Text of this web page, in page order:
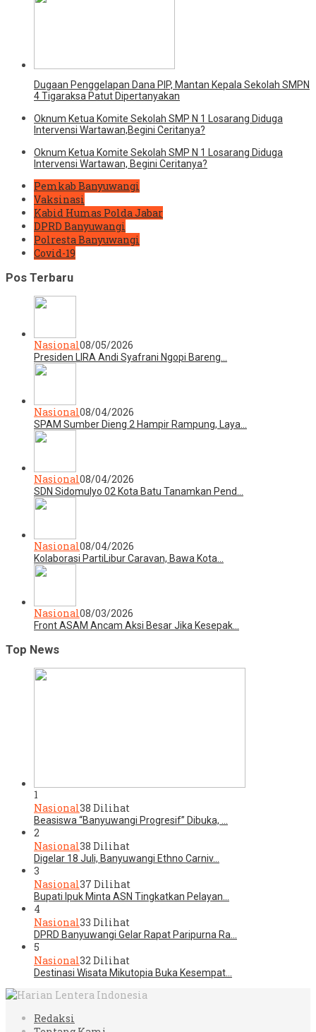
Dugaan Penggelapan Dana PIP, Mantan Kepala Sekolah SMPN
4 Tigaraksa Patut Dipertanyakan
Oknum Ketua Komite Sekolah SMP N 1 Losarang Diduga
Intervensi Wartawan,Begini Ceritanya?
Oknum Ketua Komite Sekolah SMP N 1 Losarang Diduga
Intervensi Wartawan, Begini Ceritanya?
Pemkab Banyuwangi
Vaksinasi
Kabid Humas Polda Jabar
DPRD Banyuwangi
Polresta Banyuwangi
Covid-19
Pos Terbaru
Nasional08/05/2026
Presiden LIRA Andi Syafrani Ngopi Bareng…
Nasional08/04/2026
SPAM Sumber Dieng 2 Hampir Rampung, Laya…
Nasional08/04/2026
SDN Sidomulyo 02 Kota Batu Tanamkan Pend…
Nasional08/04/2026
Kolaborasi PartiLibur Caravan, Bawa Kota…
Nasional08/03/2026
Front ASAM Ancam Aksi Besar Jika Kesepak…
Top News
1
Nasional38 Dilihat
Beasiswa “Banyuwangi Progresif” Dibuka, …
2
Nasional38 Dilihat
Digelar 18 Juli, Banyuwangi Ethno Carniv…
3
Nasional37 Dilihat
Bupati Ipuk Minta ASN Tingkatkan Pelayan…
4
Nasional33 Dilihat
DPRD Banyuwangi Gelar Rapat Paripurna Ra…
5
Nasional32 Dilihat
Destinasi Wisata Mikutopia Buka Kesempat…
Redaksi